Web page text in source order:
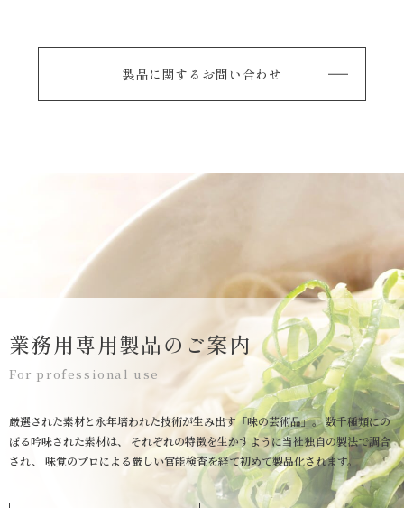
製品に関するお問い合わせ
業務用専用製品のご案内
For professional use
厳選された素材と永年培われた技術が生み出す「味の芸術品」。数千種類にの
ぼる吟味された素材は、
それぞれの特徴を生かすように当社独自の製法で調合
され、
味覚のプロによる厳しい官能検査を経て初めて製品化されます。